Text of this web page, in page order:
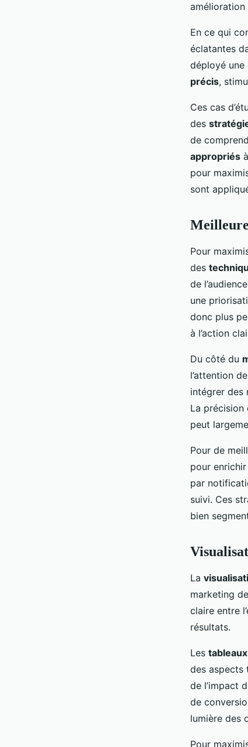
amélioration
En ce qui
éclatantes
déployé une
précis,
Ces cas
des
de
appropriés
pour
sont
Pour
des
de
une
donc plus
à l’action
Du côté du
l’attention
intégrer des
La précision
peut
Pour de
pour enrichir
par
suivi. Ces
bien
La
marketing
claire entre
résultats.
Les
des aspects
de l’impact
de
lumière des
Pour